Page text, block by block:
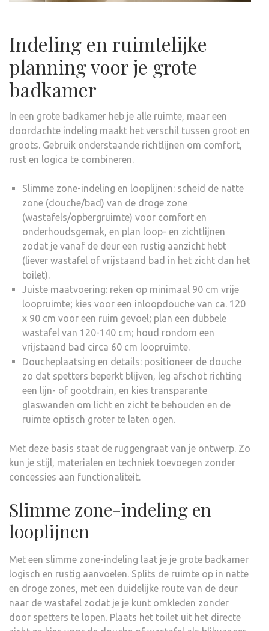
Indeling en ruimtelijke
planning voor je grote
badkamer
In een grote badkamer heb je alle ruimte, maar een
doordachte indeling maakt het verschil tussen groot en
groots. Gebruik onderstaande richtlijnen om comfort,
rust en logica te combineren.
Slimme zone-indeling en looplijnen: scheid de natte
zone (douche/bad) van de droge zone
(wastafels/opbergruimte) voor comfort en
onderhoudsgemak, en plan loop- en zichtlijnen
zodat je vanaf de deur een rustig aanzicht hebt
(liever wastafel of vrijstaand bad in het zicht dan het
toilet).
Juiste maatvoering: reken op minimaal 90 cm vrije
loopruimte; kies voor een inloopdouche van ca. 120
x 90 cm voor een ruim gevoel; plan een dubbele
wastafel van 120-140 cm; houd rondom een
vrijstaand bad circa 60 cm loopruimte.
Doucheplaatsing en details: positioneer de douche
zo dat spetters beperkt blijven, leg afschot richting
een lijn- of gootdrain, en kies transparante
glaswanden om licht en zicht te behouden en de
ruimte optisch groter te laten ogen.
Met deze basis staat de ruggengraat van je ontwerp. Zo
kun je stijl, materialen en techniek toevoegen zonder
concessies aan functionaliteit.
Slimme zone-indeling en
looplijnen
Met een slimme zone-indeling laat je je grote badkamer
logisch en rustig aanvoelen. Splits de ruimte op in natte
en droge zones, met een duidelijke route van de deur
naar de wastafel zodat je je kunt omkleden zonder
door spetters te lopen. Plaats het toilet uit het directe